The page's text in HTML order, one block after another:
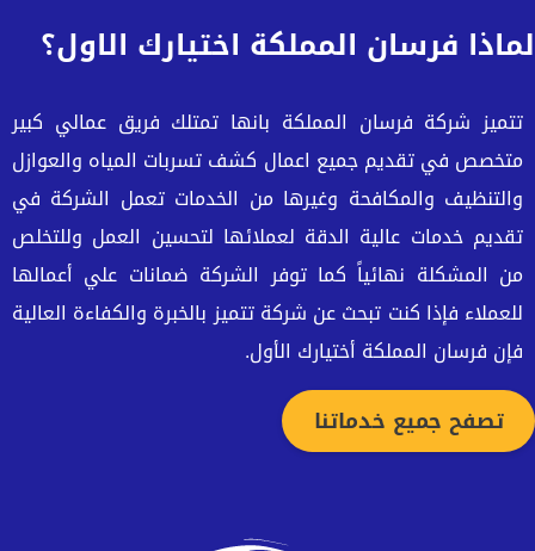
لماذا فرسان المملكة اختيارك الاول؟
تتميز شركة فرسان المملكة بانها تمتلك فريق عمالي كبير
متخصص في تقديم جميع اعمال كشف تسربات المياه والعوازل
والتنظيف والمكافحة وغيرها من الخدمات تعمل الشركة في
تقديم خدمات عالية الدقة لعملائها لتحسين العمل وللتخلص
من المشكلة نهائياً كما توفر الشركة ضمانات علي أعمالها
للعملاء فإذا كنت تبحث عن شركة تتميز بالخبرة والكفاءة العالية
فإن فرسان المملكة أختيارك الأول.
تصفح جميع خدماتنا